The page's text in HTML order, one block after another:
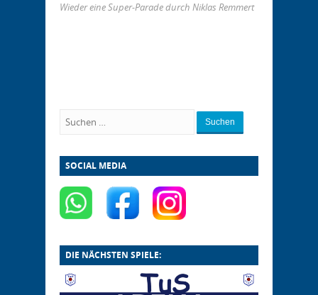
Wieder eine Super-Parade durch Niklas Remmert
Suchen
SOCIAL MEDIA
DIE NÄCHSTEN SPIELE: